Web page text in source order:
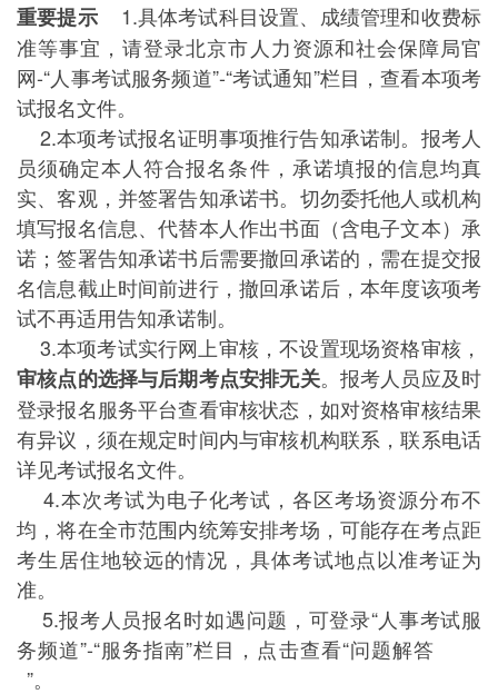
重要提示
1.具体考试科目设置、成绩管理和收费标
准等事宜，请登录北京市人力资源和社会保障局官
网-“人事考试服务频道”-“考试通知”栏目，查看本项考
试报名文件。
2.本项考试报名证明事项推行告知承诺制。报考人
员须确定本人符合报名条件，承诺填报的信息均真
实、客观，并签署告知承诺书。切勿委托他人或机构
填写报名信息、代替本人作出书面（含电子文本）承
诺；签署告知承诺书后需要撤回承诺的，需在提交报
名信息截止时间前进行，撤回承诺后，本年度该项考
试不再适用告知承诺制。
3.本项考试实行网上审核，不设置现场资格审核，
审核点的选择与后期考点安排无关。报考人员应及时
登录报名服务平台查看审核状态，如对资格审核结果
有异议，须在规定时间内与审核机构联系，联系电话
详见考试报名文件。
4.本次考试为电子化考试，各区考场资源分布不
均，将在全市范围内统筹安排考场，可能存在考点距
考生居住地较远的情况，具体考试地点以准考证为
准。
5.报考人员报名时如遇问题，可登录“人事考试服
务频道”-“服务指南”栏目，点击查看“问题解答
”。